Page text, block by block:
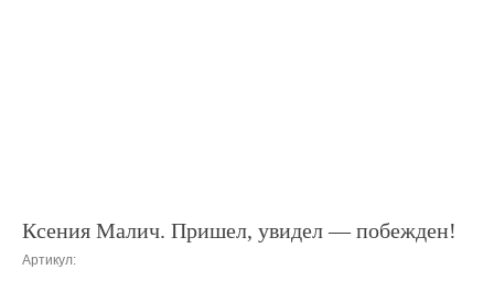
Ксения Малич. Пришел, увидел — побежден!
Артикул: